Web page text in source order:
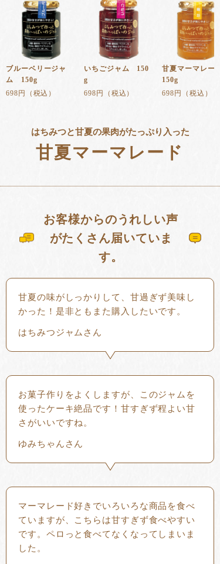
ブルーベリージャ
ム 150g
698円（税込）
いちごジャム 150
g
698円（税込）
甘夏マーマレー
150g
698円（税込）
はちみつと甘夏の果肉がたっぷり入った
甘夏マーマレード
お客様からのうれしい声
がたくさん届いていま
す。
甘夏の味がしっかりして、甘過ぎず美味し
かった！是非ともまた購入したいです。
はちみつジャムさん
お菓子作りをよくしますが、このジャムを
使ったケーキ絶品です！甘すぎず程よい甘
さがいいですね。
ゆみちゃんさん
マーマレード好きでいろいろな商品を食べ
ていますが、こちらは甘すぎず食べやすい
です。ペロっと食べてなくなってしまいま
した。